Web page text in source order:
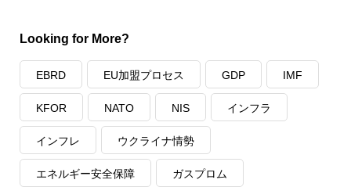
Looking for More?
EBRD EU加盟プロセス GDP IMF
KFOR NATO NIS インフラ
インフレ ウクライナ情勢
エネルギー安全保障 ガスプロム